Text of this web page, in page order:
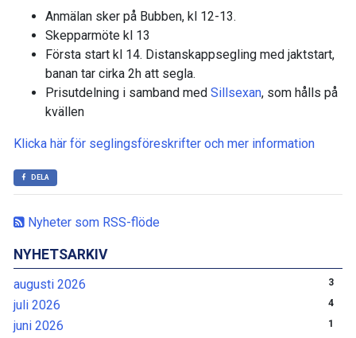
Nyheter som RSS-flöde
NYHETSARKIV
augusti 2026 3
juli 2026 4
juni 2026 1
Anmälan sker på Bubben, kl 12-13.
Skepparmöte kl 13
Första start kl 14. Distanskappsegling med jaktstart,
banan tar cirka 2h att segla.
Prisutdelning i samband med Sillsexan, som hålls på
kvällen
Klicka här för seglingsföreskrifter och mer information
DELA